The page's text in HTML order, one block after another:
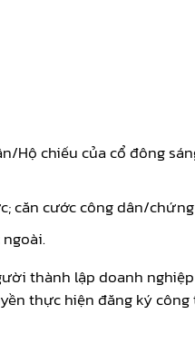
Hộ chiếu của cổ đông
căn cước công dân/
thành lập doanh
thực hiện đăng ký